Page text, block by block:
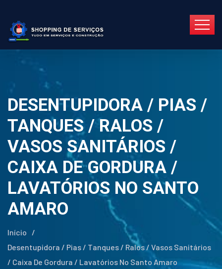
DESENTUPIDORA / PIAS /
TANQUES / RALOS /
VASOS SANITÁRIOS /
CAIXA DE GORDURA /
LAVATÓRIOS NO SANTO
AMARO
Início
/
Desentupidora / Pias / Tanques / Ralos / Vasos Sanitários
/ Caixa De Gordura / Lavatórios No Santo Amaro